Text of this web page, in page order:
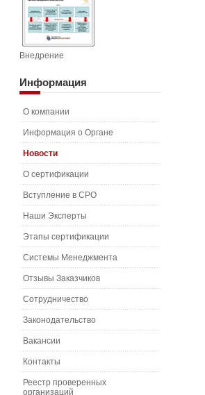
Внедрение
Информация
О компании
Информация о Органе
Новости
О сертификации
Вступление в СРО
Наши Эксперты
Этапы сертификации
Системы Менеджмента
Отзывы Заказчиков
Сотрудничество
Законодательство
Вакансии
Контакты
Реестр проверенных
организаций